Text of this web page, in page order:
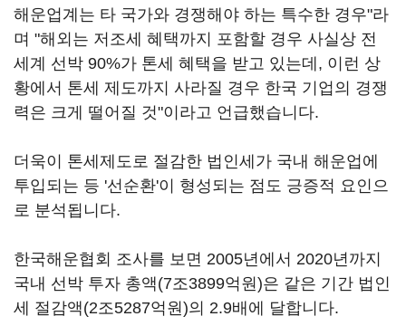
해운업계는 타 국가와 경쟁해야 하는 특수한 경우"라
며 "해외는 저조세 혜택까지 포함할 경우 사실상 전
세계 선박 90%가 톤세 혜택을 받고 있는데, 이런 상
황에서 톤세 제도까지 사라질 경우 한국 기업의 경쟁
력은 크게 떨어질 것"이라고 언급했습니다.
더욱이 톤세제도로 절감한 법인세가 국내 해운업에
투입되는 등 '선순환'이 형성되는 점도 긍증적 요인으
로 분석됩니다.
한국해운협회 조사를 보면 2005년에서 2020년까지
국내 선박 투자 총액(7조3899억원)은 같은 기간 법인
세 절감액(2조5287억원)의 2.9배에 달합니다.